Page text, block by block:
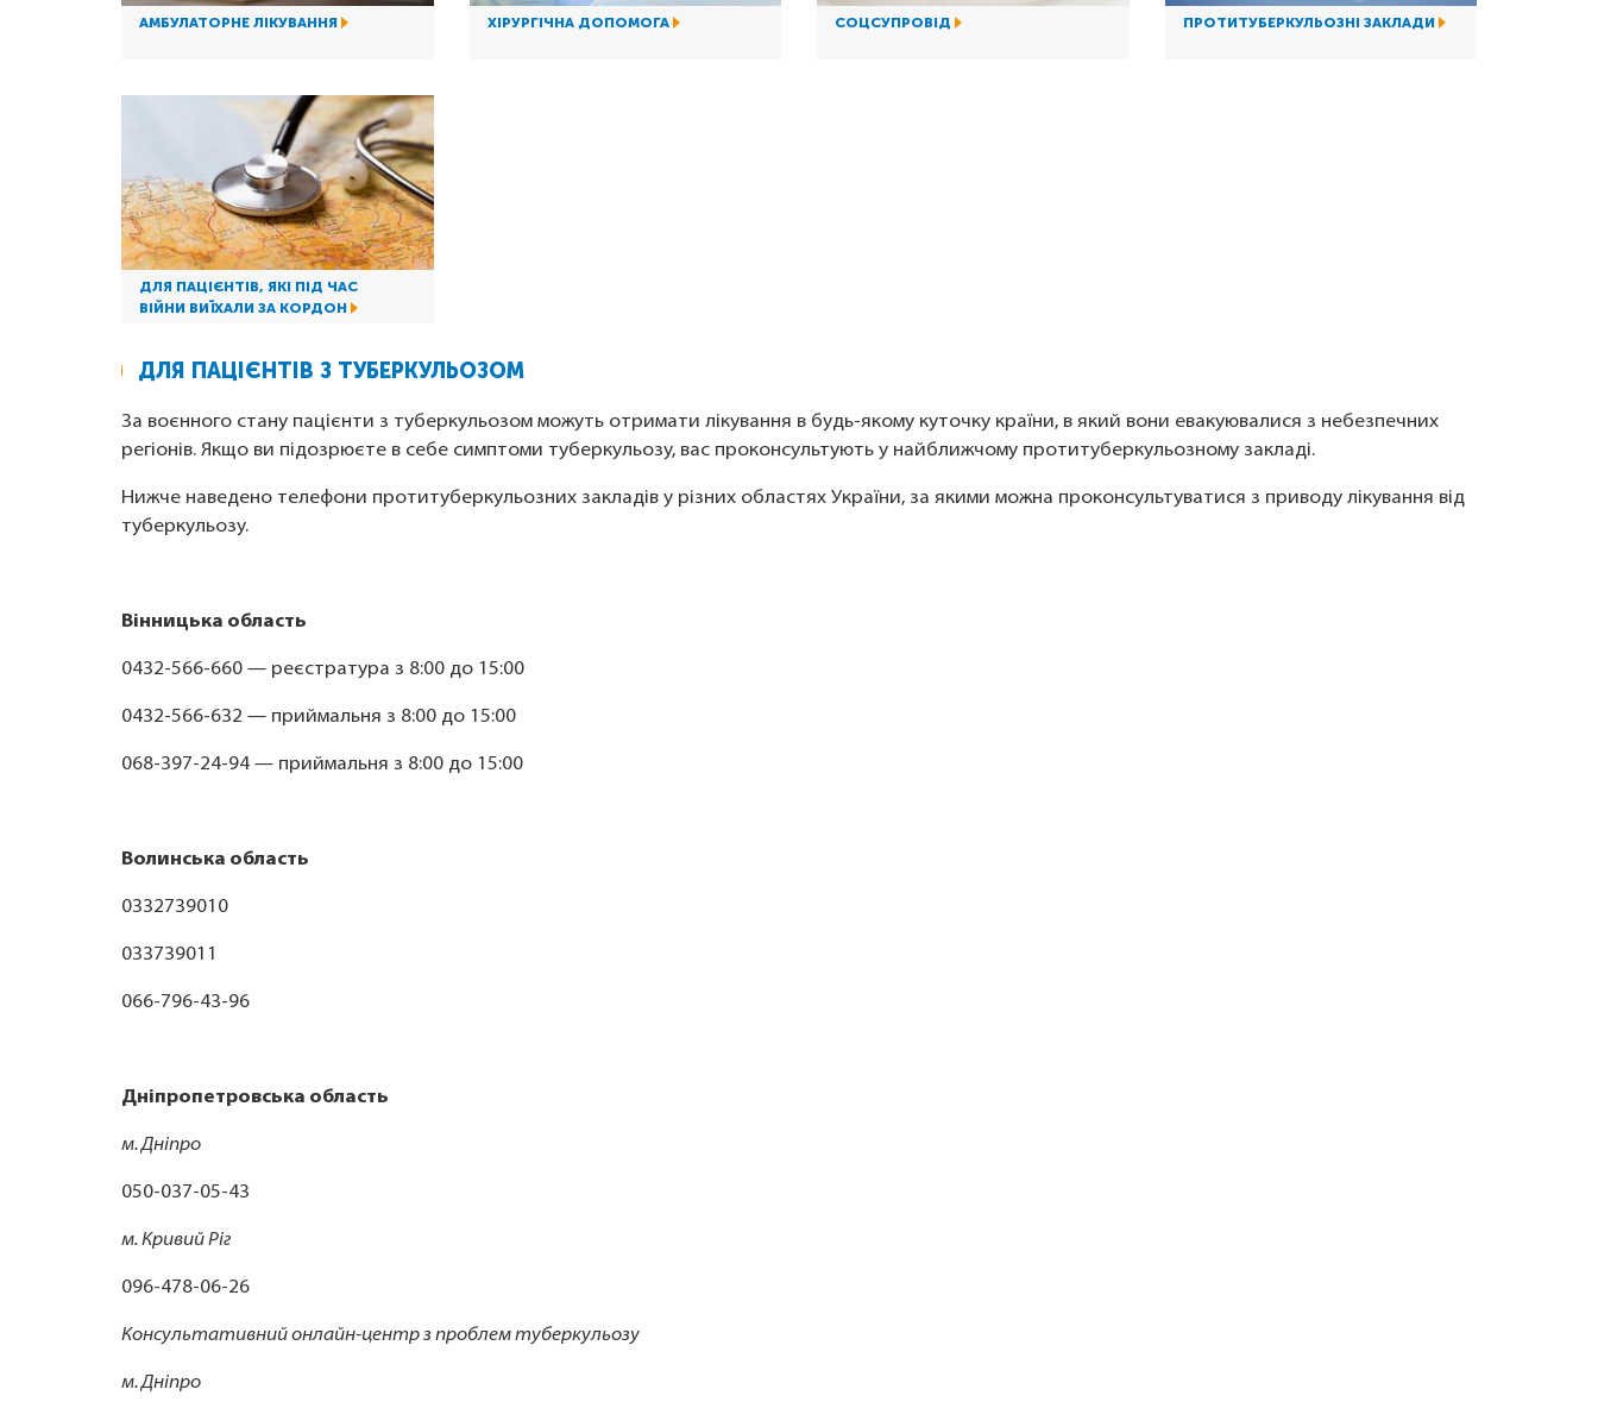
АМБУЛАТОРНЕ ЛІКУВАННЯ ХІРУРГІЧНА ДОПОМОГА СОЦСУПРОВІД ПРОТИТУБЕРКУЛЬОЗНІ ЗАКЛАДИ
ДЛЯ ПАЦІЄНТІВ, ЯКІ ПІД ЧАС
ВІЙНИ ВИЇХАЛИ ЗА КОРДОН
ДЛЯ ПАЦІЄНТІВ З ТУБЕРКУЛЬОЗОМ
За воєнного стану пацієнти з туберкульозом можуть отримати лікування в будь-якому куточку країни, в який вони евакуювалися з небезпечних
регіонів. Якщо ви підозрюєте в себе симптоми туберкульозу, вас проконсультують у найближчому протитуберкульозному закладі.
Нижче наведено телефони протитуберкульозних закладів у різних областях України, за якими можна проконсультуватися з приводу лікування від
туберкульозу.
Вінницька область
0432-566-660 — реєстратура з 8:00 до 15:00
0432-566-632 — приймальня з 8:00 до 15:00
068-397-24-94 — приймальня з 8:00 до 15:00
Волинська область
0332739010
033739011
066-796-43-96
Дніпропетровська область
м. Дніпро
050-037-05-43
м. Кривий Ріг
096-478-06-26
Консультативний онлайн-центр з проблем туберкульозу
м. Дніпро